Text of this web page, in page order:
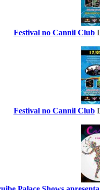
Festival no Cannil Club
Festival no Cannil Club